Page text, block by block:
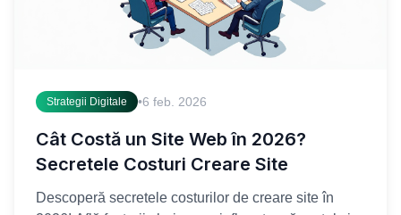
Strategii Digitale •6 feb. 2026
Cât Costă un Site Web în 2026?
Secretele Costuri Creare Site
Descoperă secretele costurilor de creare site în